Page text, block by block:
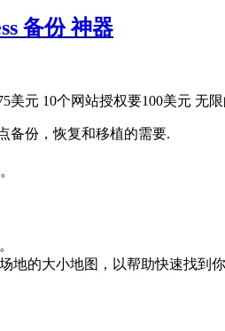
备份 神器
元 10个网站授权要100美元 无
备份，恢复和移植的需要.
的大小地图，以帮助快速找到